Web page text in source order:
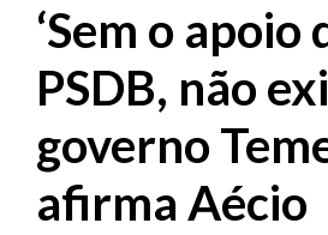
‘Sem o apoio
PSDB, não
governo
afirma Aécio